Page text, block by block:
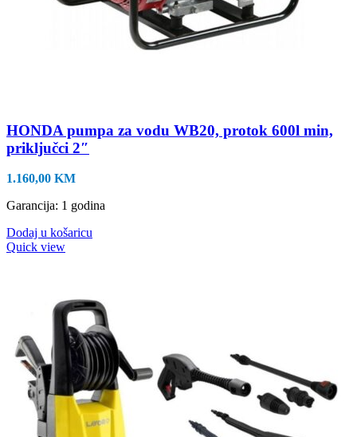
HONDA pumpa za vodu WB20, protok 600l min,
priključci 2″
1.160,00 KM
Garancija: 1 godina
Dodaj u košaricu
Quick view